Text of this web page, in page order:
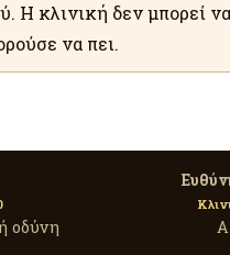
κλινική δεν μπορεί να
να πει.
οδύνη